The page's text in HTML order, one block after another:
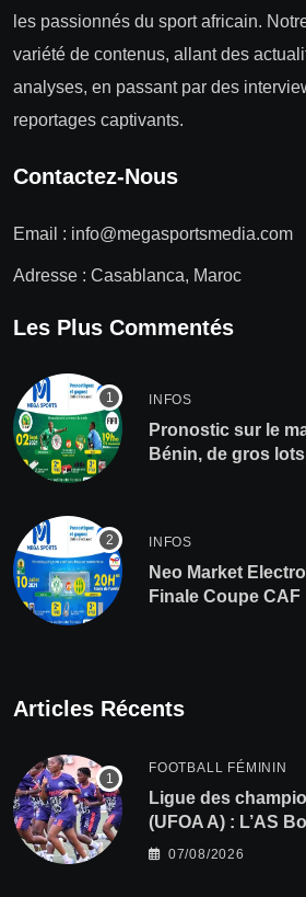
les passionnés du sport africain.
variété de contenus, allant des
analyses, en passant par des
reportages captivants.
Contactez-Nous
Email : info@megasportsmedia.com
Adresse : Casablanca, Maroc
Les Plus Commentés
INFOS
Pronostic sur le
Bénin, de gros
INFOS
Neo Market
Finale Coupe CAF
Articles Récents
FOOTBALL FÉMININ
Ligue des
(UFOA A) : L’AS
conquête de
07/08/2026